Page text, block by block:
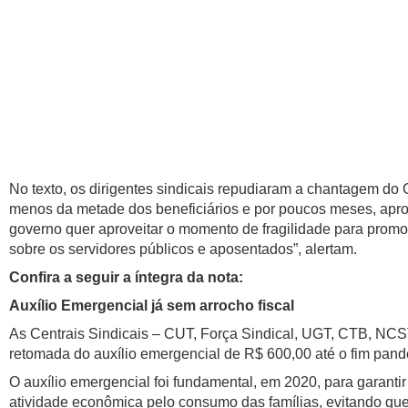
No texto, os dirigentes sindicais repudiaram a chantagem
menos da metade dos beneficiários e por poucos meses,
governo quer aproveitar o momento de fragilidade para
sobre os servidores públicos e aposentados”, alertam.
Confira a seguir a íntegra da nota:
Auxílio Emergencial já sem arrocho fiscal
As Centrais Sindicais – CUT, Força Sindical, UGT, CTB,
retomada do auxílio emergencial de R$ 600,00 até o fim
O auxílio emergencial foi fundamental, em 2020, para
atividade econômica pelo consumo das famílias, evitando